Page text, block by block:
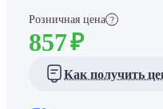
Розничная цена ?
857₽
Как получить